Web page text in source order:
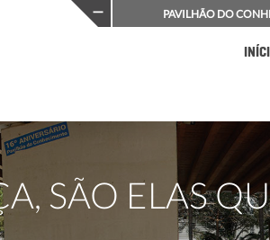
PAVILHÃO DO
SÃO ELAS